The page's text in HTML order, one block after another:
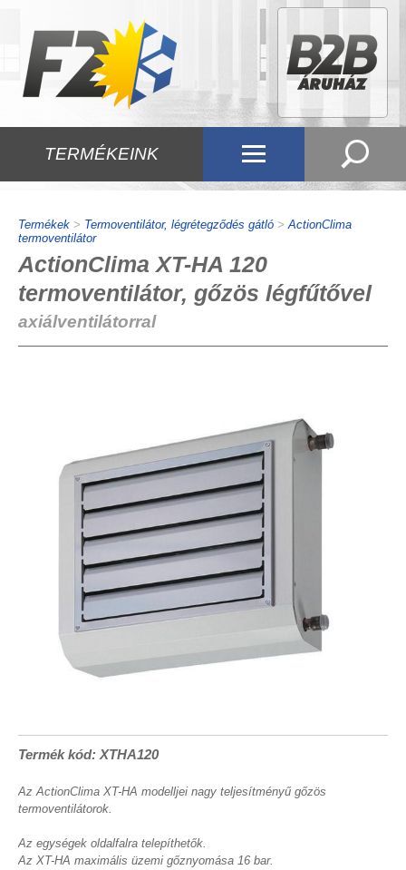
TERMÉKEINK
Termékek > Termoventilátor, légrétegződés gátló >ActionClima
termoventilátor
ActionClima XT-HA 120
termoventilátor, gőzös légfűtővel
axiálventilátorral
Termék kód: XTHA120
Az ActionClima XT-HA modelljei nagy teljesítményű gőzös
termoventilátorok.
Az egységek oldalfalra telepíthetők.
Az XT-HA maximális üzemi gőznyomása 16 bar.